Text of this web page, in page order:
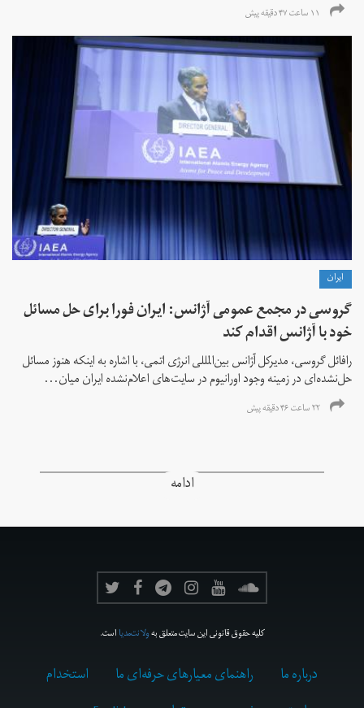
۱۱ ساعت ۴۷ دقیقه پیش
ايران
گروسی در مجمع عمومی آژانس: ایران فورا برای حل مسائل
خود با آژانس اقدام کند
رافائل گروسی، مدیرکل آژانس بین‌المللی انرژی اتمی، با اشاره به اینکه هنوز مسائل
حل‌نشده‌ای در زمینه وجود اورانیوم در سایت‌های اعلام‌نشده ایران میان...
۲۲ ساعت ۴۶ دقیقه پیش
ادامه
کلیه حقوق قانونی این سایت متعلق بهولانت‌مدیااست.
درباره ما راهنمای معیارهای حرفه‌ای ما
استخدام